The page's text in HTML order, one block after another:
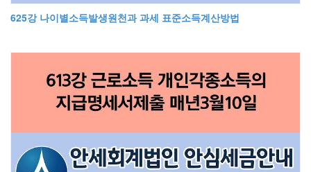
625강 나이별소득발생원천과 과세 표준소득계산방법